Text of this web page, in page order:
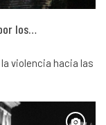
los…
violencia hacia las